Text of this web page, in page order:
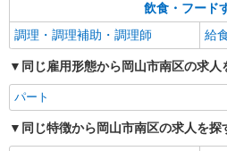
すき家の店舗スタ
ど）
時給1,100円
高校生時給1,050円
＋250円
キープ
飲食・フード
調理・調理補助・調理師
給
同じ雇用形態から岡山市南区の求人
パート
同じ特徴から岡山市南区の求人を探